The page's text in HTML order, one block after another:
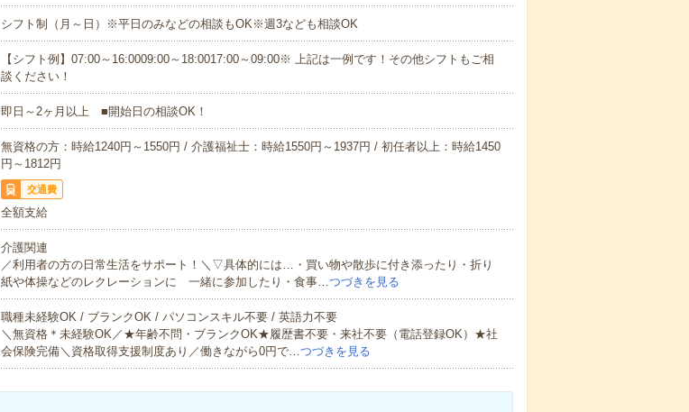
シフト制（月～日）※平日のみなどの相談もOK※週3なども相談OK
【シフト例】07:00～16:0009:00～18:0017:00～09:00※ 上記は一例です！その他シフトもご相
談ください！
即日～2ヶ月以上 ■開始日の相談OK！
無資格の方：時給1240円～1550円 / 介護福祉士：時給1550円～1937円 / 初任者以上：時給1450
円～1812円
交通費
全額支給
介護関連
／利用者の方の日常生活をサポート！＼▽具体的には…・買い物や散歩に付き添ったり・折り
紙や体操などのレクレーションに 一緒に参加したり・食事…つづきを見る
職種未経験OK / ブランクOK / パソコンスキル不要 / 英語力不要
＼無資格＊未経験OK／★年齢不問・ブランクOK★履歴書不要・来社不要（電話登録OK）★社
会保険完備＼資格取得支援制度あり／働きながら0円で…つづきを見る